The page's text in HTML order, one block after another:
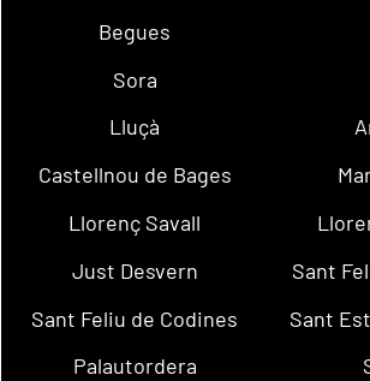
Begues
Sora
Lluçà
Castellnou de Bages
Llorenç Savall
Just Desvern
Sant
Sant Feliu de Codines
Sant
Palautordera